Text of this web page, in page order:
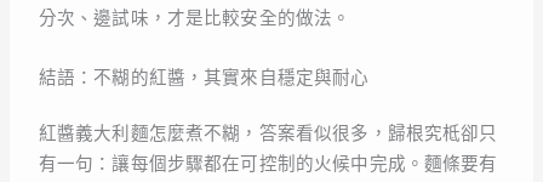
分次、邊試味，才是比較安全的做法。
結語：不糊的紅醬，其實來自穩定與耐心
紅醬義大利麵怎麼煮不糊，答案看似很多，歸根究柢卻只
有一句：讓每個步驟都在可控制的火候中完成。麵條要有